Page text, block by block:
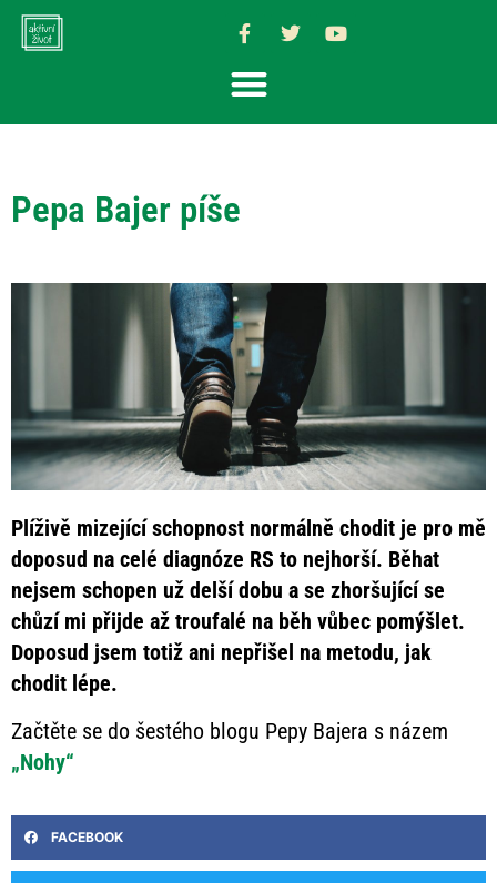
Pepa Bajer píše
Plíživě mizející schopnost normálně chodit je pro mě
doposud na celé diagnóze RS to nejhorší. Běhat
nejsem schopen už delší dobu a se zhoršující se
chůzí mi přijde až troufalé na běh vůbec pomýšlet.
Doposud jsem totiž ani nepřišel na metodu, jak
chodit lépe.
Začtěte se do šestého blogu Pepy Bajera s názem
„Nohy“
FACEBOOK